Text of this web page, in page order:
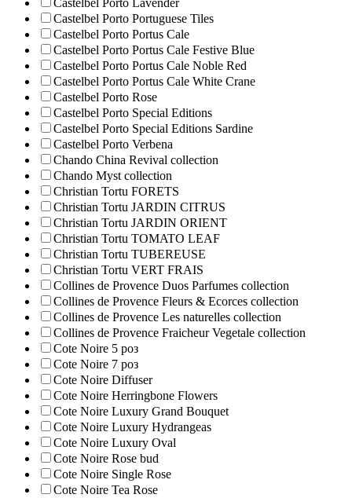
Castelbel Porto Lavender
Castelbel Porto Portuguese Tiles
Castelbel Porto Portus Cale
Castelbel Porto Portus Cale Festive Blue
Castelbel Porto Portus Cale Noble Red
Castelbel Porto Portus Cale White Crane
Castelbel Porto Rose
Castelbel Porto Special Editions
Castelbel Porto Special Editions Sardine
Castelbel Porto Verbena
Chando China Revival collection
Chando Myst collection
Christian Tortu FORETS
Christian Tortu JARDIN CITRUS
Christian Tortu JARDIN ORIENT
Christian Tortu TOMATO LEAF
Christian Tortu TUBEREUSE
Christian Tortu VERT FRAIS
Collines de Provence Duos Parfumes collection
Collines de Provence Fleurs & Ecorces collection
Collines de Provence Les naturelles collection
Collines de Рrovencе Fraicheur Vegetale collection
Cote Noire 5 роз
Cote Noire 7 роз
Cote Noire Diffuser
Cote Noire Herringbone Flowers
Cote Noire Luxury Grand Bouquet
Cote Noire Luxury Hydrangeas
Cote Noire Luxury Oval
Cote Noire Rose bud
Cote Noire Single Rose
Cote Noire Tea Rose